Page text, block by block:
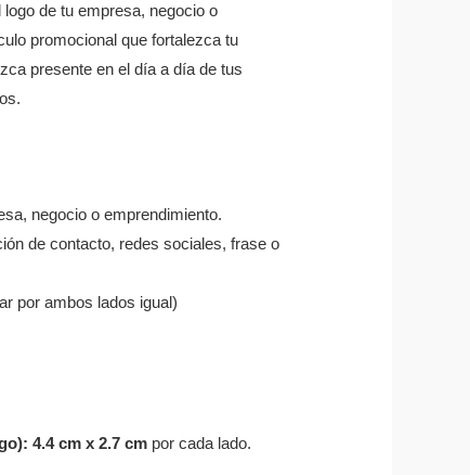
de tu empresa, negocio o
promocional que fortalezca tu
presente en el día a día de tus
negocio o emprendimiento.
de contacto, redes sociales, frase o
por ambos lados igual)
4.4 cm x 2.7 cm por cada lado.